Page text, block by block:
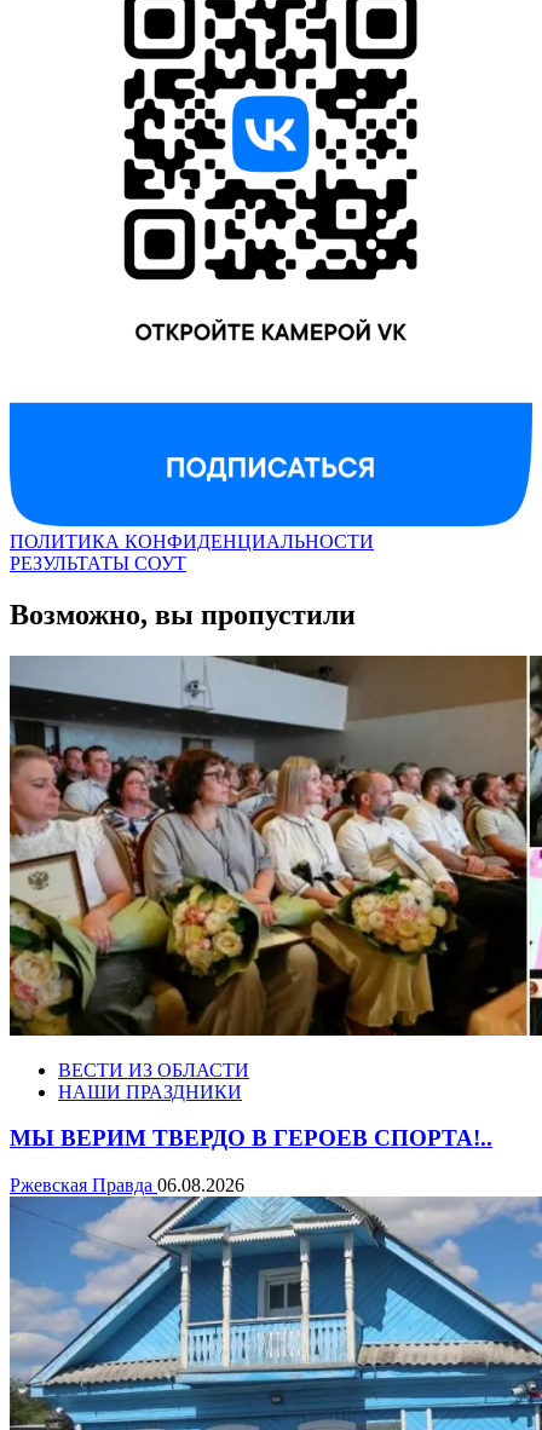
ПОЛИТИКА КОНФИДЕНЦИАЛЬНОСТИ
РЕЗУЛЬТАТЫ СОУТ
Возможно, вы пропустили
ВЕСТИ ИЗ ОБЛАСТИ
НАШИ ПРАЗДНИКИ
МЫ ВЕРИМ ТВЕРДО В ГЕРОЕВ СПОРТА!..
Ржевская Правда 06.08.2026